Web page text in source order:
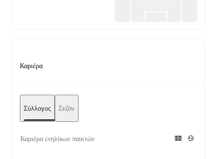
Καριέρα
Σύλλογος Σεζόν
Καριέρα ενηλίκων παικτών